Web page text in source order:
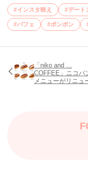
インスタ映え デート
パフェ ボンボン
「niko and ...
COFFEE」ニコパ
メニューがリニュ